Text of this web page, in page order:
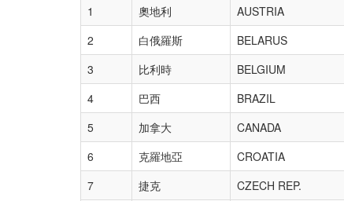
1
奧地利 AUSTRIA
2
白俄羅斯 BELARUS
3
比利時 BELGIUM
4
巴西 BRAZIL
5
加拿大 CANADA
6
克羅地亞 CROATIA
7
捷克 CZECH REP.